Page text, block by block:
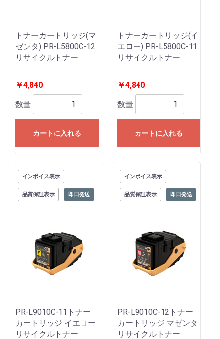
トナーカートリッジ(マ
ゼンタ) PR-L5800C-12
リサイクルトナー
￥4,840
数量
カートに入れる
トナーカートリッジ(イ
エロー) PR-L5800C-11
リサイクルトナー
￥4,840
数量
カートに入れる
インボイス表示
品質保証表示 即日発送
PR-L9010C-11トナー
カートリッジ イエロー
リサイクルトナー
インボイス表示
品質保証表示 即日発送
PR-L9010C-12トナー
カートリッジ マゼンタ
リサイクルトナー